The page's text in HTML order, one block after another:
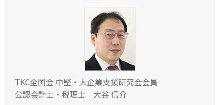
TKC全国会 中堅・大企業支援研究会会員
公認会計士・税理士 大谷 信介